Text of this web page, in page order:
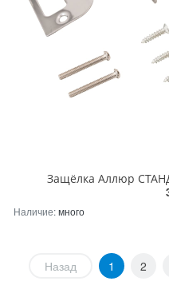
Защёлка Аллюр
Наличие:много
Назад 1 2